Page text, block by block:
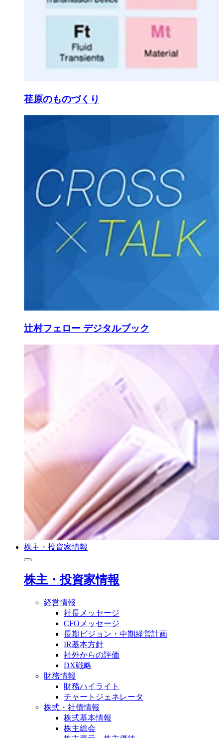
荏原のものづくり
辻村フェロー デジタルブック
株主・投資家情報
株主・投資家情報
経営情報
社長メッセージ
CFOメッセージ
長期ビジョン・中期経営計画
IR基本方針
社外からの評価
DX戦略
財務情報
財務ハイライト
チャートジェネレータ
株式・社債情報
株式基本情報
株主総会